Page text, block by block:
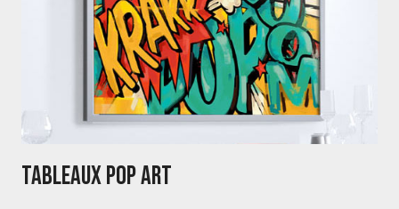
Tableaux Pop Art